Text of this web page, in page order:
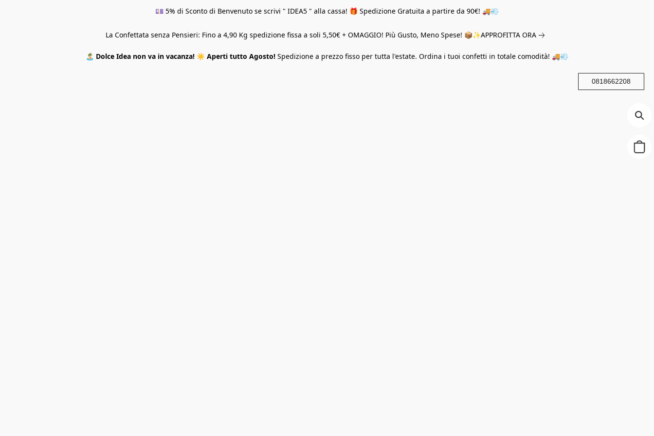
💷 5% di Sconto di Benvenuto se scrivi " IDEA5 " alla cassa! 🎁 Spedizione Gratuita a partire da 90€! 🚚💨
La Confettata senza Pensieri: Fino a 4,90 Kg spedizione fissa a soli 5,50€ + OMAGGIO! Più Gusto, Meno Spese! 📦✨APPROFITTA ORA
🏝️ Dolce Idea non va in vacanza! ☀️ Aperti tutto Agosto! Spedizione a prezzo fisso per tutta l'estate. Ordina i tuoi confetti in totale comodità! 🚚💨
0818662208